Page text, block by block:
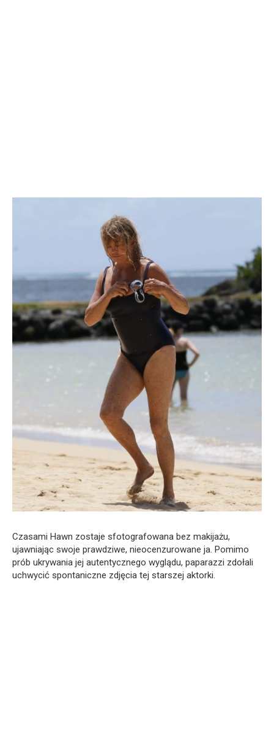
Czasami Hawn zostaje sfotografowana bez makijażu,
ujawniając swoje prawdziwe, nieocenzurowane ja. Pomimo
prób ukrywania jej autentycznego wyglądu, paparazzi zdołali
uchwycić spontaniczne zdjęcia tej starszej aktorki.